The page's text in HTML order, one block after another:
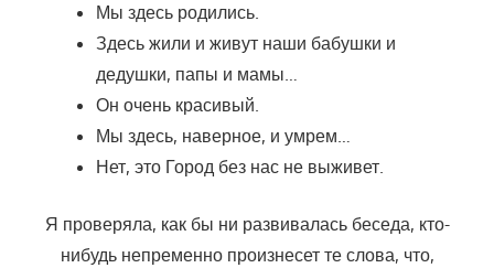
Мы здесь родились.
Здесь жили и живут наши бабушки и
дедушки, папы и мамы…
Он очень красивый.
Мы здесь, наверное, и умрем…
Нет, это Город без нас не выживет.
Я проверяла, как бы ни развивалась беседа, кто-
нибудь непре­менно произнесет те слова, что,